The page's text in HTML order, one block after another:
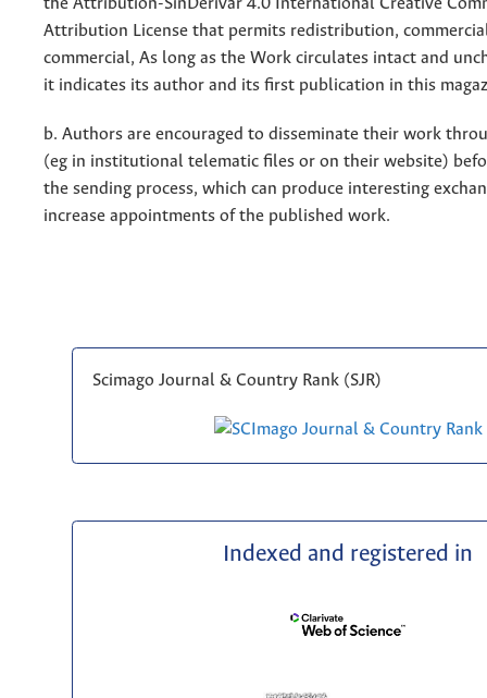
the Attribution-SinDerivar 4.0 International Creative
Attribution License that permits redistribution,
commercial, As long as the Work circulates intact and
it indicates its author and its first publication in this
b. Authors are encouraged to disseminate their work
(eg in institutional telematic files or on their website)
the sending process, which can produce interesting
increase appointments of the published work.
Scimago Journal & Country Rank (SJR)
Indexed and registered in